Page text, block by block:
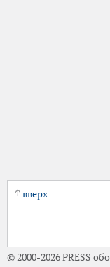
вверх
© 2000-2026 PRESS